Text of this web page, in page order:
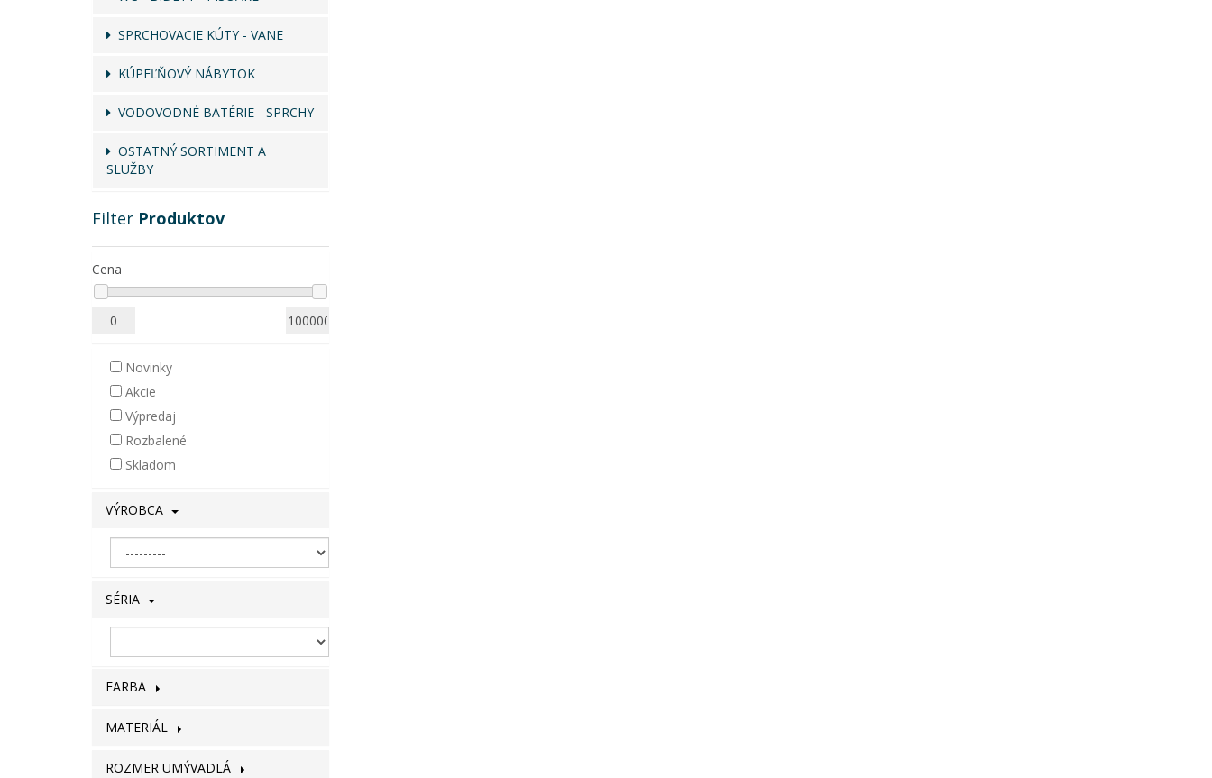
SPRCHOVACIE KÚTY - VANE
KÚPEĽŇOVÝ NÁBYTOK
VODOVODNÉ BATÉRIE - SPRCHY
OSTATNÝ SORTIMENT A
SLUŽBY
Filter Produktov
Cena
Novinky
Akcie
Výpredaj
Rozbalené
Skladom
VÝROBCA
SÉRIA
FARBA
MATERIÁL
ROZMER UMÝVADLÁ